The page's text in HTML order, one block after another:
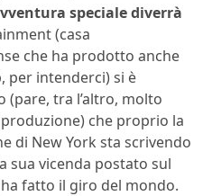
speciale diverrà
(casa
che ha prodotto anche
per intenderci) si è
tra l’altro, molto
che proprio la
di New York sta scrivendo
sua vicenda postato sul
fatto il giro del mondo.